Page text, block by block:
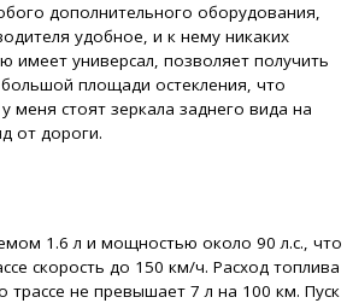
дополнительного оборудования,
удобное, и к нему никаких
имеет универсал, позволяет получить
площади остекления, что
стоят зеркала заднего вида на
от дороги.
1.6 л и мощностью около 90 л.с., что
скорость до 150 км/ч. Расход топлива
не превышает 7 л на 100 км. Пуск